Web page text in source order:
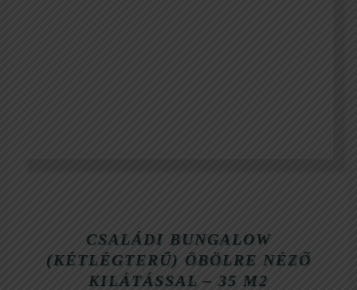
CSALÁDI BUNGALOW
(KÉTLÉGTERŰ) ÖBÖLRE NÉZŐ
KILÁTÁSSAL – 35 M2